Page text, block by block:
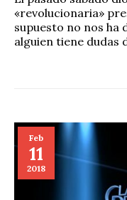
«revolucionaria»
supuesto no nos ha
alguien tiene dudas
Feb
11
2018